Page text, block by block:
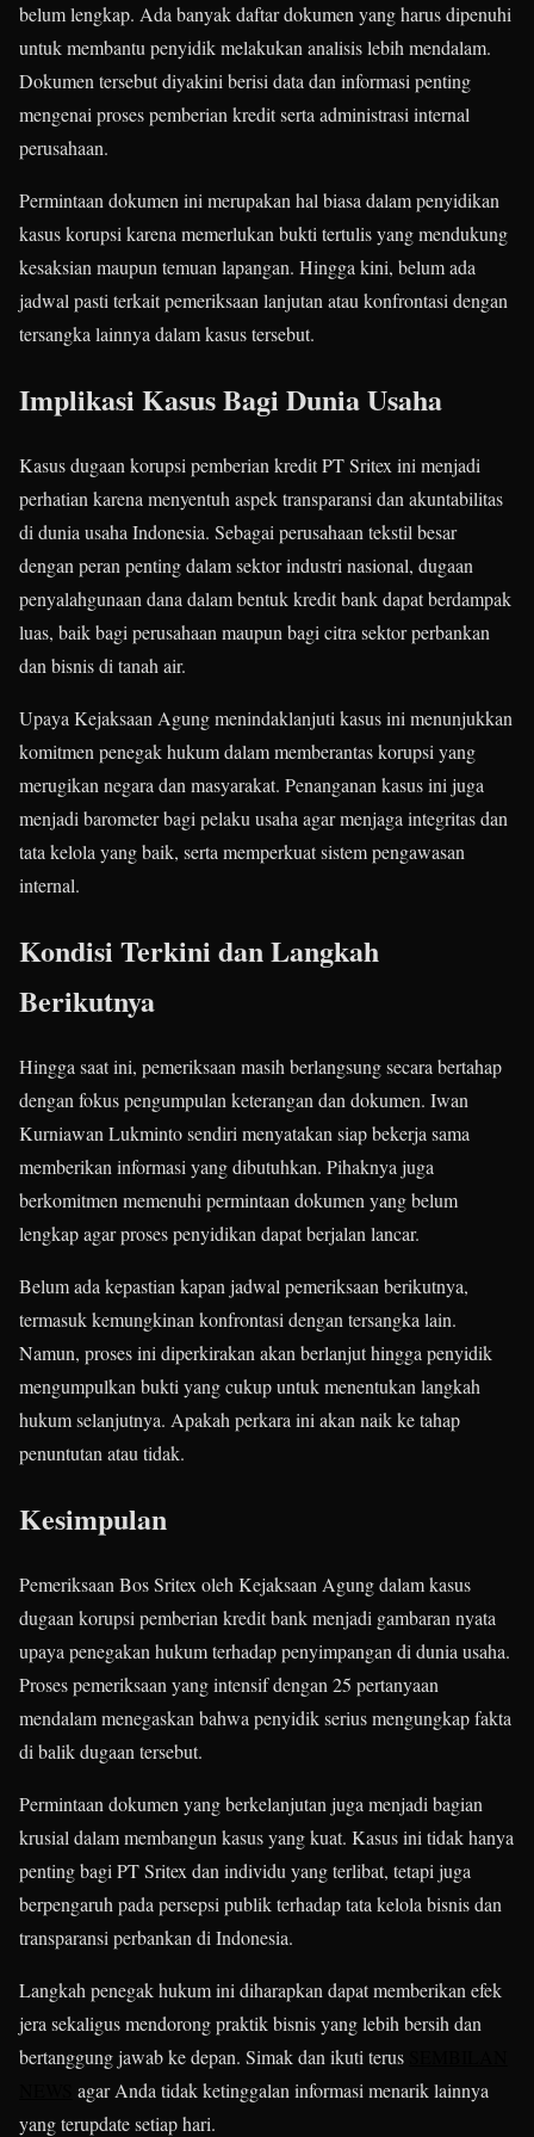
belum lengkap. Ada banyak daftar dokumen yang harus dipenuhi
untuk membantu penyidik melakukan analisis lebih mendalam.
Dokumen tersebut diyakini berisi data dan informasi penting
mengenai proses pemberian kredit serta administrasi internal
perusahaan.
Permintaan dokumen ini merupakan hal biasa dalam penyidikan
kasus korupsi karena memerlukan bukti tertulis yang mendukung
kesaksian maupun temuan lapangan. Hingga kini, belum ada
jadwal pasti terkait pemeriksaan lanjutan atau konfrontasi dengan
tersangka lainnya dalam kasus tersebut.
Implikasi Kasus Bagi Dunia Usaha
Kasus dugaan korupsi pemberian kredit PT Sritex ini menjadi
perhatian karena menyentuh aspek transparansi dan akuntabilitas
di dunia usaha Indonesia. Sebagai perusahaan tekstil besar
dengan peran penting dalam sektor industri nasional, dugaan
penyalahgunaan dana dalam bentuk kredit bank dapat berdampak
luas, baik bagi perusahaan maupun bagi citra sektor perbankan
dan bisnis di tanah air.
Upaya Kejaksaan Agung menindaklanjuti kasus ini menunjukkan
komitmen penegak hukum dalam memberantas korupsi yang
merugikan negara dan masyarakat. Penanganan kasus ini juga
menjadi barometer bagi pelaku usaha agar menjaga integritas dan
tata kelola yang baik, serta memperkuat sistem pengawasan
internal.
Kondisi Terkini dan Langkah
Berikutnya
Hingga saat ini, pemeriksaan masih berlangsung secara bertahap
dengan fokus pengumpulan keterangan dan dokumen. Iwan
Kurniawan Lukminto sendiri menyatakan siap bekerja sama
memberikan informasi yang dibutuhkan. Pihaknya juga
berkomitmen memenuhi permintaan dokumen yang belum
lengkap agar proses penyidikan dapat berjalan lancar.
Belum ada kepastian kapan jadwal pemeriksaan berikutnya,
termasuk kemungkinan konfrontasi dengan tersangka lain.
Namun, proses ini diperkirakan akan berlanjut hingga penyidik
mengumpulkan bukti yang cukup untuk menentukan langkah
hukum selanjutnya. Apakah perkara ini akan naik ke tahap
penuntutan atau tidak.
Kesimpulan
Pemeriksaan Bos Sritex oleh Kejaksaan Agung dalam kasus
dugaan korupsi pemberian kredit bank menjadi gambaran nyata
upaya penegakan hukum terhadap penyimpangan di dunia usaha.
Proses pemeriksaan yang intensif dengan 25 pertanyaan
mendalam menegaskan bahwa penyidik serius mengungkap fakta
di balik dugaan tersebut.
Permintaan dokumen yang berkelanjutan juga menjadi bagian
krusial dalam membangun kasus yang kuat. Kasus ini tidak hanya
penting bagi PT Sritex dan individu yang terlibat, tetapi juga
berpengaruh pada persepsi publik terhadap tata kelola bisnis dan
transparansi perbankan di Indonesia.
Langkah penegak hukum ini diharapkan dapat memberikan efek
jera sekaligus mendorong praktik bisnis yang lebih bersih dan
bertanggung jawab ke depan. Simak dan ikuti terus
agar Anda tidak ketinggalan informasi menarik lainnya
yang terupdate setiap hari.